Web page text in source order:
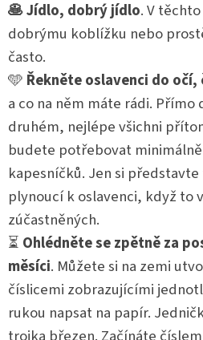
🥞 Jídlo, dobrý jídlo. V
dobrýmu koblížku nebo
často.
🩵 Řekněte oslavenci do očí,
a co na něm máte rádi. Přímo
druhém, nejlépe všichni
budete potřebovat
kapesníčků. Jen si
plynoucí k oslavenci, když to
zúčastněných.
⏳ Ohlédněte se zpětně za
měsíci. Můžete si na zemi
číslicemi zobrazujícími
rukou napsat na papír.